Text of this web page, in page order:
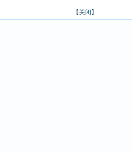
【关闭】